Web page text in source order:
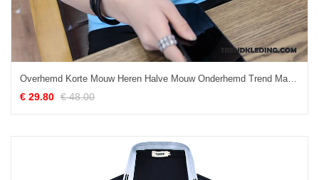
Overhemd Korte Mouw Heren Halve Mouw Onderhemd Trend Mannelijk Polo Revers Effen Kleur Blauw
€ 29.80 € 48.00